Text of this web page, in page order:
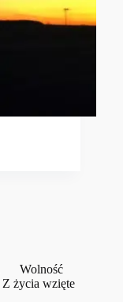
Wolność
Z życia wzięte